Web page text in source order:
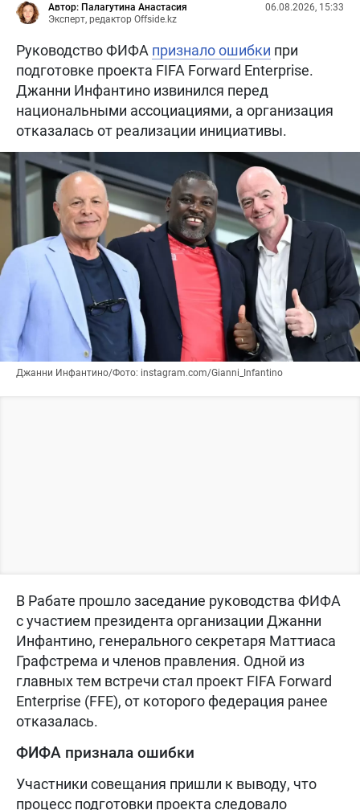
Автор: Палагутина Анастасия
Эксперт, редактор Offside.kz
06.08.2026, 15:33
Руководство ФИФА признало ошибки при
подготовке проекта FIFA Forward Enterprise.
Джанни Инфантино извинился перед
национальными ассоциациями, а организация
отказалась от реализации инициативы.
Джанни Инфантино/Фото: instagram.com/Gianni_Infantino
В Рабате прошло заседание руководства ФИФА
с участием президента организации Джанни
Инфантино, генерального секретаря Маттиаса
Графстрема и членов правления. Одной из
главных тем встречи стал проект FIFA Forward
Enterprise (FFE), от которого федерация ранее
отказалась.
ФИФА признала ошибки
Участники совещания пришли к выводу, что
процесс подготовки проекта следовало